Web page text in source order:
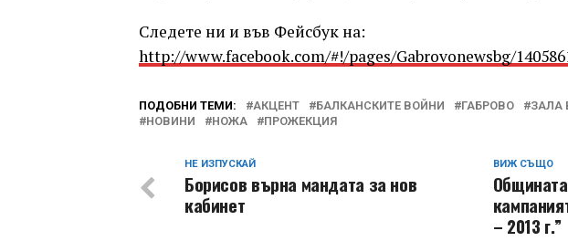
Следете ни и във Фейсбук на:
http://www.facebook.com/#!/pages/Gabrovonewsbg/
ПОДОБНИ ТЕМИ: АКЦЕНТ БАЛКАНСКИТЕ ВОЙНИ ГАБРОВО ЗАЛА
НОВИНИ
НОЖА ПРОЖЕКЦИЯ
ВИЖ СЪЩО
– 2013 г.”
НЕ ИЗПУСКАЙ
Борисов върна мандата за нов
кабинет